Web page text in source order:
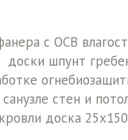
с ОСВ
доски шпунт
стен и
доска